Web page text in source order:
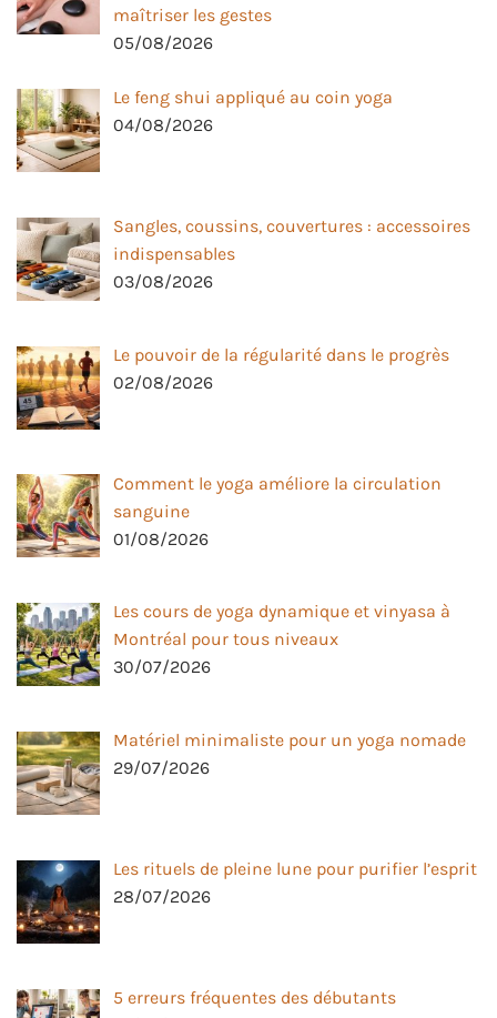
maîtriser les gestes
05/08/2026
Le feng shui appliqué au coin yoga
04/08/2026
Sangles, coussins, couvertures : accessoires
indispensables
03/08/2026
Le pouvoir de la régularité dans le progrès
02/08/2026
Comment le yoga améliore la circulation
sanguine
01/08/2026
Les cours de yoga dynamique et vinyasa à
Montréal pour tous niveaux
30/07/2026
Matériel minimaliste pour un yoga nomade
29/07/2026
Les rituels de pleine lune pour purifier l’esprit
28/07/2026
5 erreurs fréquentes des débutants